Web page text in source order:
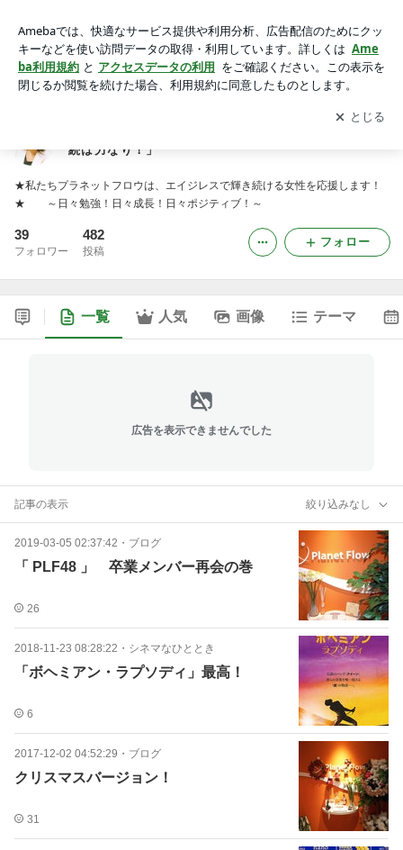
なり！」アプリをダウンロードして ブログの更新通知
を受け取りまし
ょう。
開く
続は力なり！」
★私たちプラネットフロウは、エイジレスで輝き続ける女性を応援します！
★ ～日々勉強！日々成長！日々ポジティブ！～
39
フォロワー
482
投稿
フォロー
一覧 人気 画像 テーマ
広告を表示できませんでした
記事の表示 絞り込みなし
2019-03-05 02:37:42 ・ ブログ
「 PLF48 」 卒業メンバー再会の巻
26
2018-11-23 08:28:22 ・ シネマなひととき
「ボヘミアン・ラプソディ」最高！
6
2017-12-02 04:52:29 ・ ブログ
クリスマスバージョン！
31